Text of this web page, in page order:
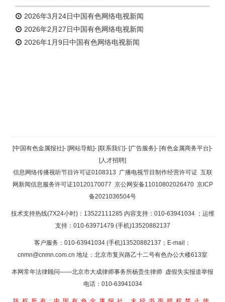
2026年3月24日中国有色网络电视新闻
2026年2月27日中国有色网络电视新闻
2026年1月9日中国有色网络电视新闻
返回顶部
返回首页
[中国有色金属报社]- [网站导航]- [联系我们]- [广告服务]- [有色金属商务平台]-
[人才招聘]
信息网络传播视听节目许可证0108313 广播电视节目制作经营许可证 互联
网新闻信息服务许可证10120170077 京公网安备11010802026470 京ICP
备2021036504号
技术支持热线(7X24小时)：13522111285 内容支持：010-63941034 ；运维
支持：010-63971479 (手机)13520882137
客户服务：010-63941034 (手机)13520882137；E-mail：
cnmn@cnmn.com.cn 地址：北京市复兴路乙十二号有色办公大楼613室
本网常年法律顾问——北京市大成律师事务所杨贵生律师 虚假失实报道举报
电话：010-63941034